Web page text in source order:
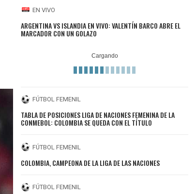
EN VIVO
ARGENTINA VS ISLANDIA EN VIVO: VALENTÍN BARCO ABRE EL
MARCADOR CON UN GOLAZO
FÚTBOL FEMENIL
TABLA DE POSICIONES LIGA DE NACIONES FEMENINA DE LA
CONMEBOL: COLOMBIA SE QUEDA CON EL TÍTULO
FÚTBOL FEMENIL
COLOMBIA, CAMPEONA DE LA LIGA DE LAS NACIONES
FÚTBOL FEMENIL